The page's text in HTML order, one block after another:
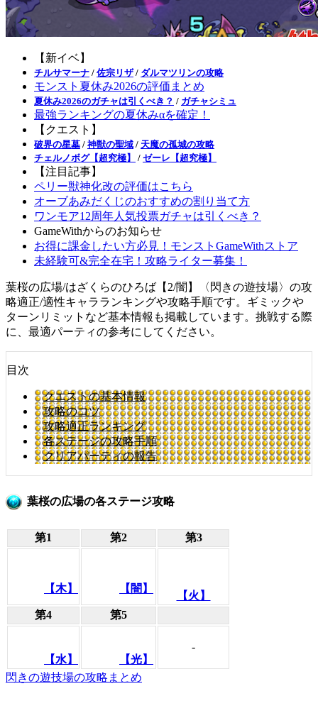
【新イベ】
チルサマーナ / 佐宗リザ/ ダルマツリンの攻略
モンスト夏休み2026の評価まとめ
夏休み2026のガチャは引くべき？ / ガチャシミュ
最強ランキングの夏休みαを確定！
【クエスト】
破界の星墓 / 神獣の聖域 / 天魔の孤城の攻略
チェルノボグ【超究極】
/ ゼーレ【超究極】
【注目記事】
ペリー獣神化改の評価はこちら
オーブあみだくじのおすすめの割り当て方
ワンモア12周年人気投票ガチャは引くべき？
GameWithからのお知らせ
お得に課金したい方必見！モンストGameWithストア
未経験可&完全在宅！攻略ライター募集！
葉桜の広場/はざくらのひろば【2/闇】〈閃きの遊技場〉の攻
略適正/適性キャラランキングや攻略手順です。ギミックや
ターンリミットなど基本情報も掲載しています。挑戦する際
に、最適パーティの参考にしてください。
目次
クエストの基本情報
攻略のコツ
攻略適正ランキング
各ステージの攻略手順
クリアパーティの報告
葉桜の広場の各ステージ攻略
第1 第2 第3
【木】 【闇】
【火】
第4
第5
【水】 【光】
-
閃きの遊技場の攻略まとめ